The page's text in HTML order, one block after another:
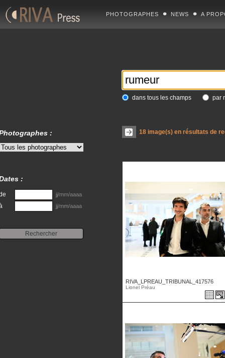
PHOTOGRAPHES NEWS A
dans tous les champs par
18image(s) en résultats de
RIVA_LPREAU_TRIBUNAL_417576
Lionel Préau
:
:
jj/mm/aaaa
jj/mm/aaaa